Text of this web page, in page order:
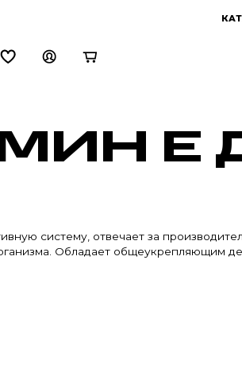
Е
систему, отвечает за
Обладает общеукрепляющим